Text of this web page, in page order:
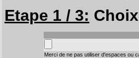
Etape 1 / 3:
Merci de ne pas utiliser d'espaces ou